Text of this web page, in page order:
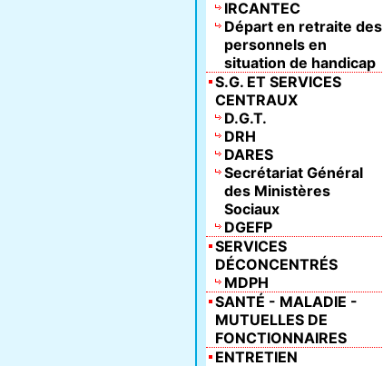
IRCANTEC
Départ en retraite des
personnels en
situation de handicap
S.G. ET SERVICES
CENTRAUX
D.G.T.
DRH
DARES
Secrétariat Général
des Ministères
Sociaux
DGEFP
SERVICES
DÉCONCENTRÉS
MDPH
SANTÉ - MALADIE -
MUTUELLES DE
FONCTIONNAIRES
ENTRETIEN